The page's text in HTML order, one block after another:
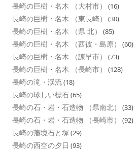
長崎の巨樹・名木 （大村市） (16)
長崎の巨樹・名木 （東長崎） (30)
長崎の巨樹・名木 （県 北） (85)
長崎の巨樹・名木 （西彼・島原） (60)
長崎の巨樹・名木 （諌早市） (73)
長崎の巨樹・名木 （長崎市） (128)
長崎の滝・渓流(18)
長崎の珍しい標石(65)
長崎の石・岩・石造物 （県南北） (33)
長崎の石・岩・石造物 （長崎市） (92)
長崎の藩境石と塚 (29)
長崎の西空の夕日 (93)